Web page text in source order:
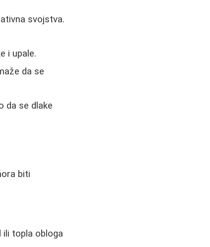
svojstva.
i upale.
da se
da se dlake
biti
ili topla obloga